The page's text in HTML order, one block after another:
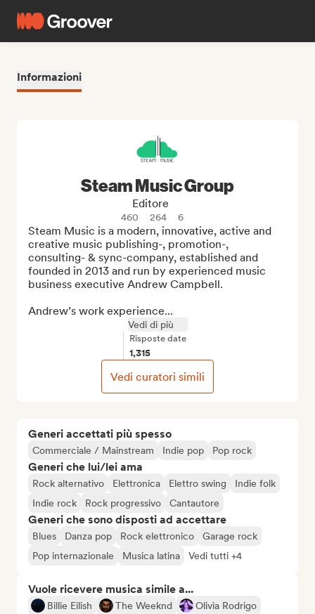
Informazioni
Generi accettati più spesso
Commerciale / Mainstream Indie pop Pop rock
Generi che lui/lei ama
Rock alternativo Elettronica Elettro swing
Indie folk
Indie rock
Rock progressivo Cantautore
Generi che sono disposti ad accettare
Blues Danza pop Rock elettronico
Garage rock
Pop internazionale
Musica latina Vedi tutti +4
Vuole ricevere musica simile a...
Billie Eilish The Weeknd
Olivia Rodrigo
Steam Music Group
Editore
460 264 6
Steam Music is a modern, innovative, active and
creative music publishing-, promotion-,
consulting- & sync-company, established and
founded in 2013 and run by experienced music
business executive Andrew Campbell.
Andrew’s work experience...
Vedi di più
Risposte date
1,315
Vedi curatori simili